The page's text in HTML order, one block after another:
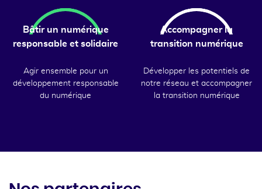
Bâtir un numérique
responsable et solidaire
Agir ensemble pour un
développement responsable
du numérique
Accompagner la
transition numérique
Développer les potentiels de
notre réseau et accompagner
la transition numérique